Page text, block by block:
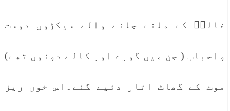
غالبؔ کے ملنے جلنے والے سیکڑوں دوست
واحباب ( جن میں گورے اور کالے دونوں تھے)
موت کے گھاٹ اتار دئیے گئے۔اس خوں ریز